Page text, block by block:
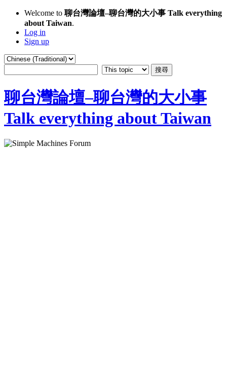
Welcome to 聊台灣論壇–聊台灣的大小事 Talk everything
about Taiwan.
Log in
Sign up
聊台灣論壇–聊台灣的大小事
Talk everything about Taiwan